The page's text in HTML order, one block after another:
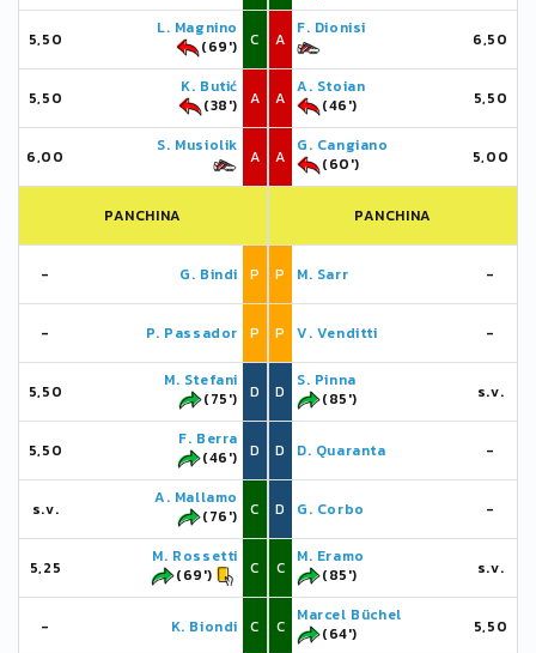
5,50
L. Magnino
(69')
C
5,50
K. Butić
(38')
A
6,00
S. Musiolik
A
PANCHINA
- G. Bindi P
- P. Passador P
5,50
M. Stefani
(75')
D
5,50
F. Berra
(46')
D
s.v.
A. Mallamo
(76')
C
5,25
M. Rossetti
(69')
C
- K. Biondi C
A
F. Dionisi
6,50
A
A. Stoian
(46')
5,50
A
G. Cangiano
(60')
5,00
PANCHINA
P M. Sarr -
P V. Venditti -
D
S. Pinna
(85')
s.v.
D D. Quaranta -
D G. Corbo -
C
M. Eramo
(85')
s.v.
C
Marcel Büchel
(64')
5,50